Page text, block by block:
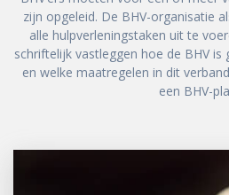
zijn opgeleid. De BHV-organisatie
alle hulpverleningstaken uit te
schriftelijk vastleggen hoe de BHV
en welke maatregelen in dit
een BHV-